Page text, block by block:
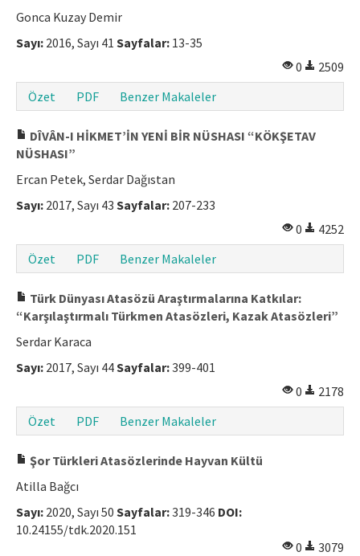
Gonca Kuzay Demir
Sayı: 2016, Sayı 41 Sayfalar: 13-35
0
2509
Özet
PDF Benzer Makaleler
DÎVÂN-I HİKMET’İN YENİ BİR NÜSHASI “KÖKŞETAV
NÜSHASI”
Ercan Petek, Serdar Dağıstan
Sayı: 2017, Sayı 43 Sayfalar: 207-233
0
4252
Özet
PDF Benzer Makaleler
Türk Dünyası Atasözü Araştırmalarına Katkılar:
“Karşılaştırmalı Türkmen Atasözleri, Kazak Atasözleri”
Serdar Karaca
Sayı: 2017, Sayı 44Sayfalar:399-401
0
2178
Özet
PDF Benzer Makaleler
Şor Türkleri Atasözlerinde Hayvan Kültü
Atilla Bağcı
Sayı: 2020, Sayı 50 Sayfalar:319-346 DOI:
10.24155/tdk.2020.151
0
3079